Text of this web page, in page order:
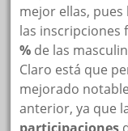
mejor ellas,
las inscripciones
% de las
Claro está que
mejorado
anterior, ya que
participaciones